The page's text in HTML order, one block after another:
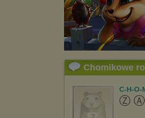
Chomikowe
C-H-O-
Ⓩ